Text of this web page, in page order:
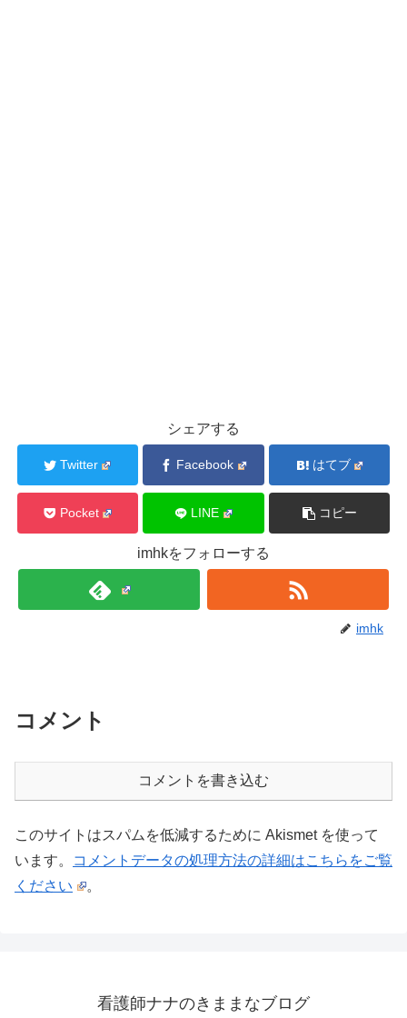
シェアする
Twitter Facebook はてブ
Pocket LINE コピー
imhkをフォローする
imhk
コメント
コメントを書き込む
このサイトはスパムを低減するために Akismet を使って
います。
コメントデータの処理方法の詳細はこちらをご覧
ください
。
看護師ナナのきままなブログ